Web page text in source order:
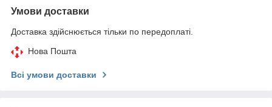
Умови доставки
Доставка здійснюється тільки по передоплаті.
Нова Пошта
Всі умови доставки